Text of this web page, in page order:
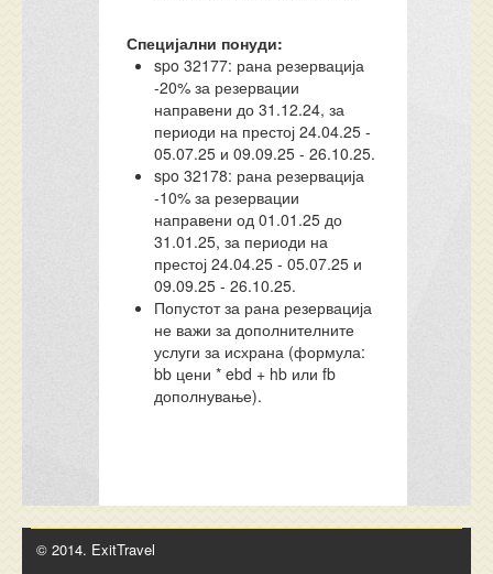
Специјални понуди:
spo 32177: рана резервација
-20% за резервации
направени до 31.12.24, за
периоди на престој 24.04.25 -
05.07.25 и 09.09.25 - 26.10.25.
spo 32178: рана резервација
-10% за резервации
направени од 01.01.25 до
31.01.25, за периоди на
престој 24.04.25 - 05.07.25 и
09.09.25 - 26.10.25.
Попустот за рана резервација
не важи за дополнителните
услуги за исхрана (формула:
bb цени * ebd + hb или fb
дополнување).
© 2014. ExitTravel